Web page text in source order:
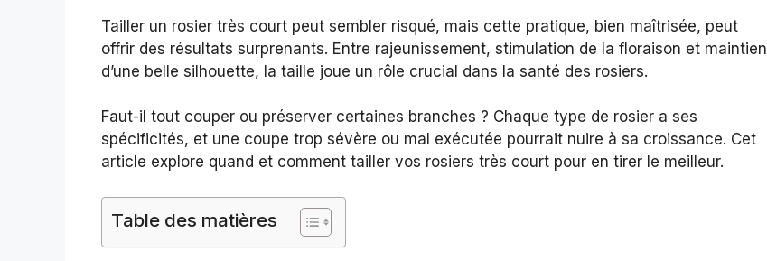
Tailler un rosier très court peut sembler risqué, mais cette pratique, bien maîtrisée, peut
offrir des résultats surprenants. Entre rajeunissement, stimulation de la floraison et maintien
d’une belle silhouette, la taille joue un rôle crucial dans la santé des rosiers.
Faut-il tout couper ou préserver certaines branches ? Chaque type de rosier a ses
spécificités, et une coupe trop sévère ou mal exécutée pourrait nuire à sa croissance. Cet
article explore quand et comment tailler vos rosiers très court pour en tirer le meilleur.
Table des matières